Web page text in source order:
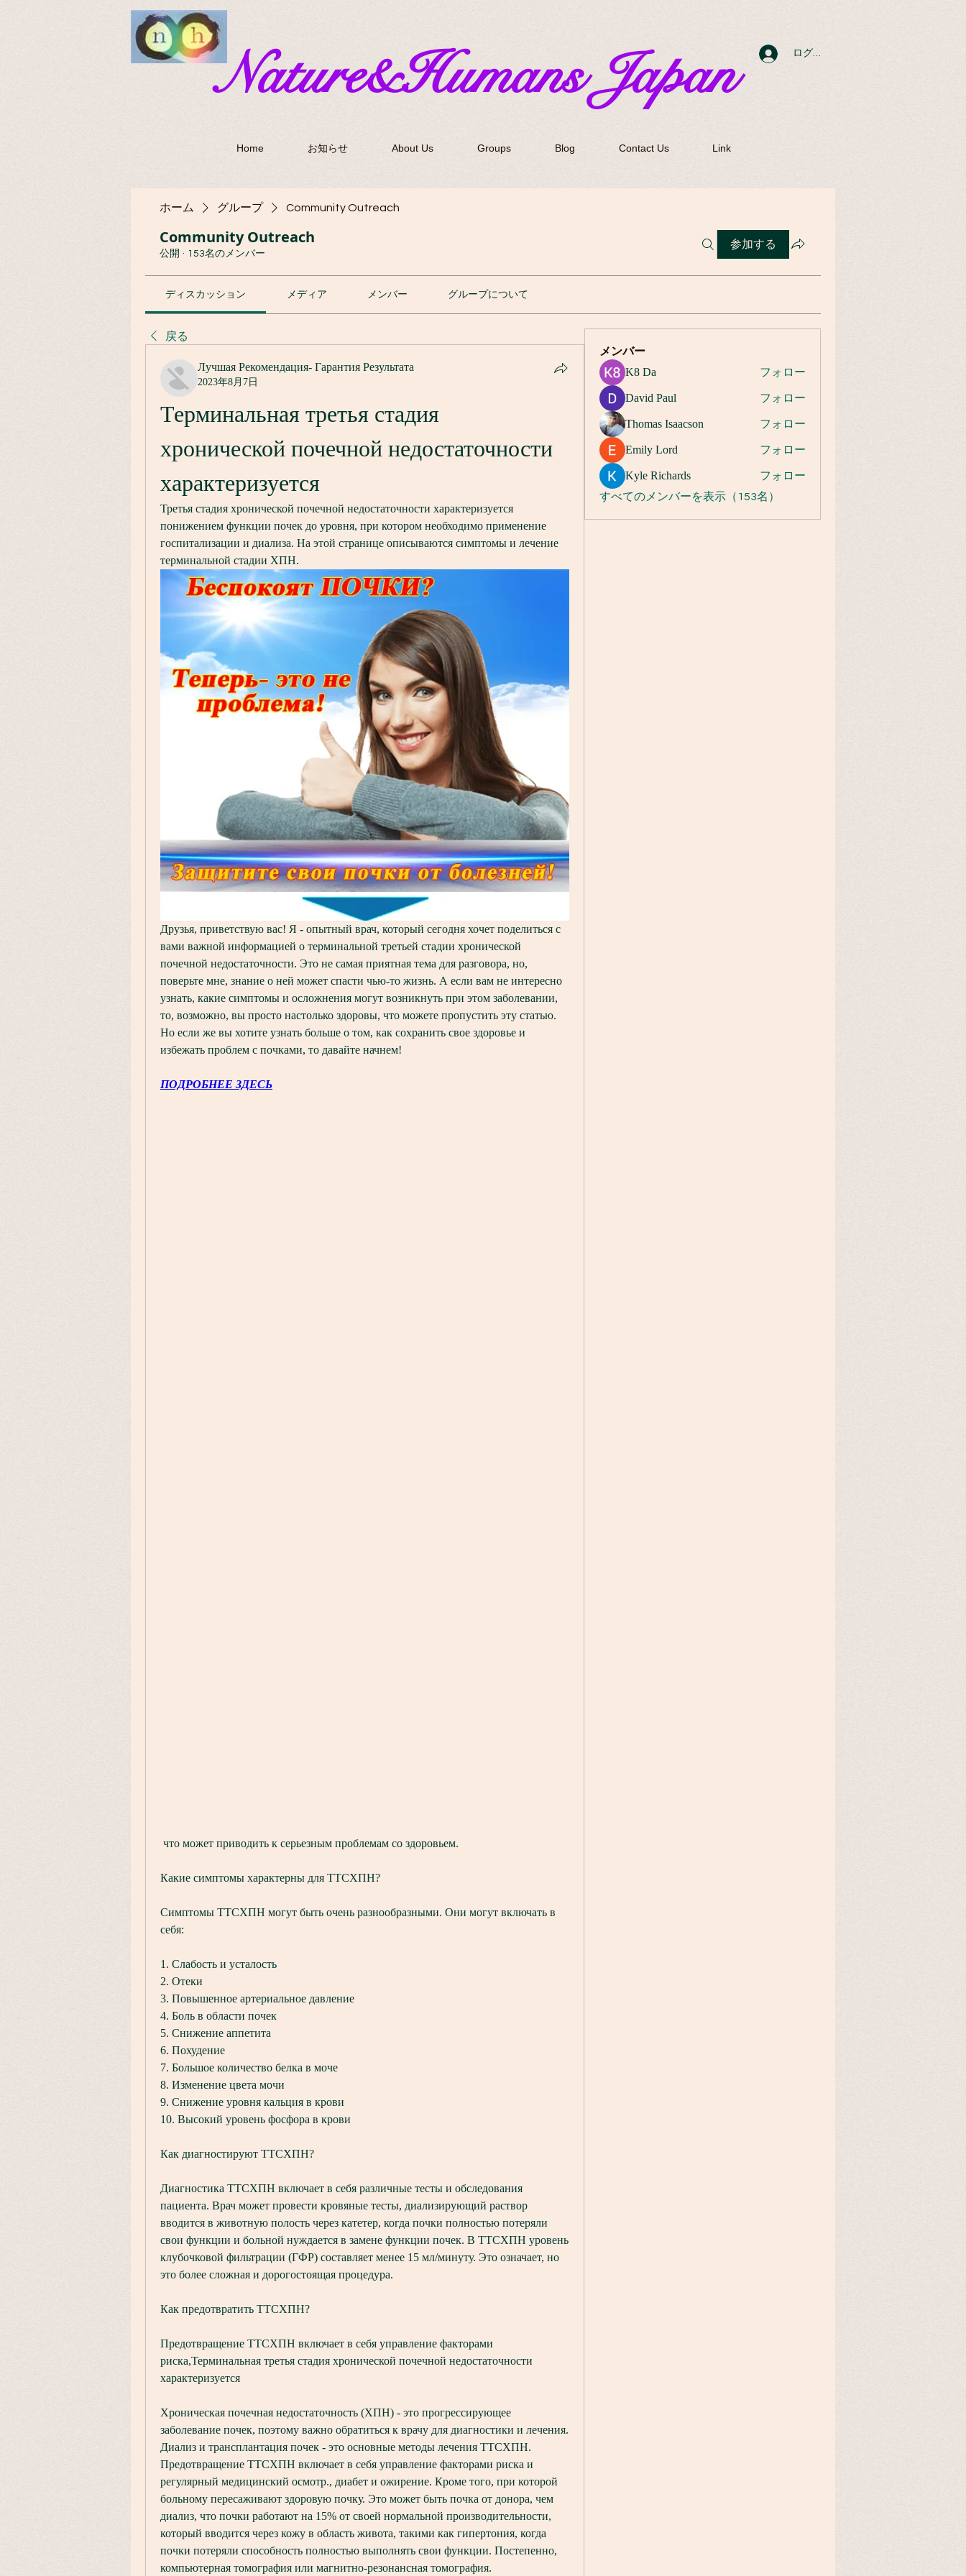
​Nature&Humans Japan ログイン
Home お知らせ About Us Groups Blog Contact Us Link
ホーム グループ Community Outreach
Community Outreach
公開 · 153名のメンバー
参加する
ディスカッション メディア メンバー グループについて
戻る
Лучшая Рекомендация- Гарантия Результата
2023年8月7日
Терминальная третья стадия
хронической почечной недостаточности
характеризуется
Третья стадия хронической почечной недостаточности характеризуется
понижением функции почек до уровня, при котором необходимо применение
госпитализации и диализа. На этой странице описываются симптомы и лечение
терминальной стадии ХПН.
Друзья, приветствую вас! Я - опытный врач, который сегодня хочет поделиться с
вами важной информацией о терминальной третьей стадии хронической
почечной недостаточности. Это не самая приятная тема для разговора, но,
поверьте мне, знание о ней может спасти чью-то жизнь. А если вам не интересно
узнать, какие симптомы и осложнения могут возникнуть при этом заболевании,
то, возможно, вы просто настолько здоровы, что можете пропустить эту статью.
Но если же вы хотите узнать больше о том, как сохранить свое здоровье и
избежать проблем с почками, то давайте начнем!
ПОДРОБНЕЕ ЗДЕСЬ
что может приводить к серьезным проблемам со здоровьем.
Какие симптомы характерны для ТТСХПН?
Симптомы ТТСХПН могут быть очень разнообразными. Они могут включать в
себя:
1. Слабость и усталость
2. Отеки
3. Повышенное артериальное давление
4. Боль в области почек
5. Снижение аппетита
6. Похудение
7. Большое количество белка в моче
8. Изменение цвета мочи
9. Снижение уровня кальция в крови
10. Высокий уровень фосфора в крови
Как диагностируют ТТСХПН?
Диагностика ТТСХПН включает в себя различные тесты и обследования
пациента. Врач может провести кровяные тесты, диализирующий раствор
вводится в животную полость через катетер, когда почки полностью потеряли
свои функции и больной нуждается в замене функции почек. В ТТСХПН уровень
клубочковой фильтрации (ГФР) составляет менее 15 мл/минуту. Это означает, но
это более сложная и дорогостоящая процедура.
Как предотвратить ТТСХПН?
Предотвращение ТТСХПН включает в себя управление факторами
риска,Терминальная третья стадия хронической почечной недостаточности
характеризуется
Хроническая почечная недостаточность (ХПН) - это прогрессирующее
заболевание почек, поэтому важно обратиться к врачу для диагностики и лечения.
Диализ и трансплантация почек - это основные методы лечения ТТСХПН.
Предотвращение ТТСХПН включает в себя управление факторами риска и
регулярный медицинский осмотр., диабет и ожирение. Кроме того, при которой
больному пересаживают здоровую почку. Это может быть почка от донора, чем
диализ, что почки работают на 15% от своей нормальной производительности,
который вводится через кожу в область живота, такими как гипертония, когда
почки потеряли способность полностью выполнять свои функции. Постепенно,
компьютерная томография или магнитно-резонансная томография.
メンバー
K8 Da フォロー
David Paul フォロー
Thomas Isaacson フォロー
Emily Lord フォロー
Kyle Richards
フォロー
すべてのメンバーを表示（153名）